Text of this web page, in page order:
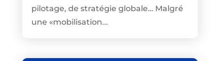
pilotage, de stratégie globale… Malgré
une «mobilisation...